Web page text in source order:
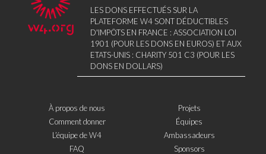
LES DONS EFFECTUÉS SUR LA
PLATEFORME W4 SONT DÉDUCTIBLES
D'IMPÔTS EN FRANCE : ASSOCIATION LOI
1901 (POUR LES DONS EN EUROS) ET AUX
ETATS-UNIS : CHARITY 501 C3 (POUR LES
DONS EN DOLLARS)
À propos de nous
Comment donner
L’équipe de W4
FAQ
Projets
Équipes
Ambassadeurs
Sponsors